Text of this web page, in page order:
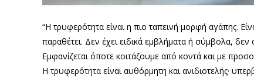
“Η τρυφερότητα είναι η πιο ταπεινή μορφή αγάπης.
παραθέτει. Δεν έχει ειδικά εμβλήματα ή σύμβολα,
Εμφανίζεται όποτε κοιτάζουμε από κοντά και με
Η τρυφερότητα είναι αυθόρμητη και ανιδιοτελής·